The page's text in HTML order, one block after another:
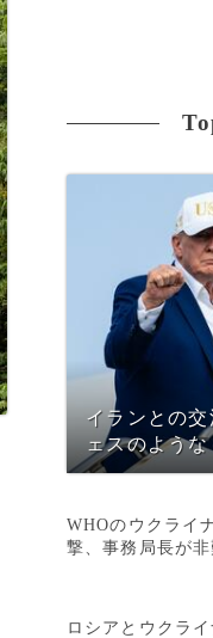
イランとの
ェスのよう
WHOのウクライ
撃、事務局長が非
ロシアとウクラ